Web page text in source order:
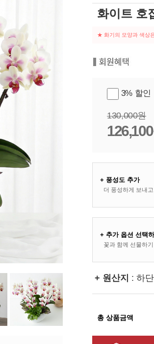
화이트 호
★ 화기의 모양과 색상
3% 할인
130,000원
+ 풍성도 추가
더 풍성하게 보내
+ 추가 옵션 선택
꽃과 함께 선물하
+ 원산지 : 하
총 상품금액